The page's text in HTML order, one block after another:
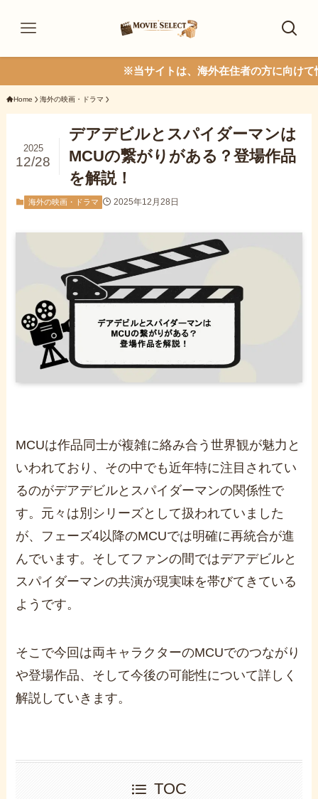
※当サイトは、海外在住者の方に向けて情報を発信
Home 海外の映画・ドラマ
デアデビルとスパイダーマンは
MCUの繋がりがある？登場作品
を解説！
2025
12/28
海外の映画・ドラマ 2025年12月28日
MCUは作品同士が複雑に絡み合う世界観が魅力と
いわれており、その中でも近年特に注目されてい
るのがデアデビルとスパイダーマンの関係性で
す。元々は別シリーズとして扱われていました
が、フェーズ4以降のMCUでは明確に再統合が進
んでいます。そしてファンの間ではデアデビルと
スパイダーマンの共演が現実味を帯びてきている
ようです。
そこで今回は両キャラクターのMCUでのつながり
や登場作品、そして今後の可能性について詳しく
解説していきます。
TOC